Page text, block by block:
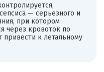
— серьезного и
при котором
через кровоток по
привести к летальному